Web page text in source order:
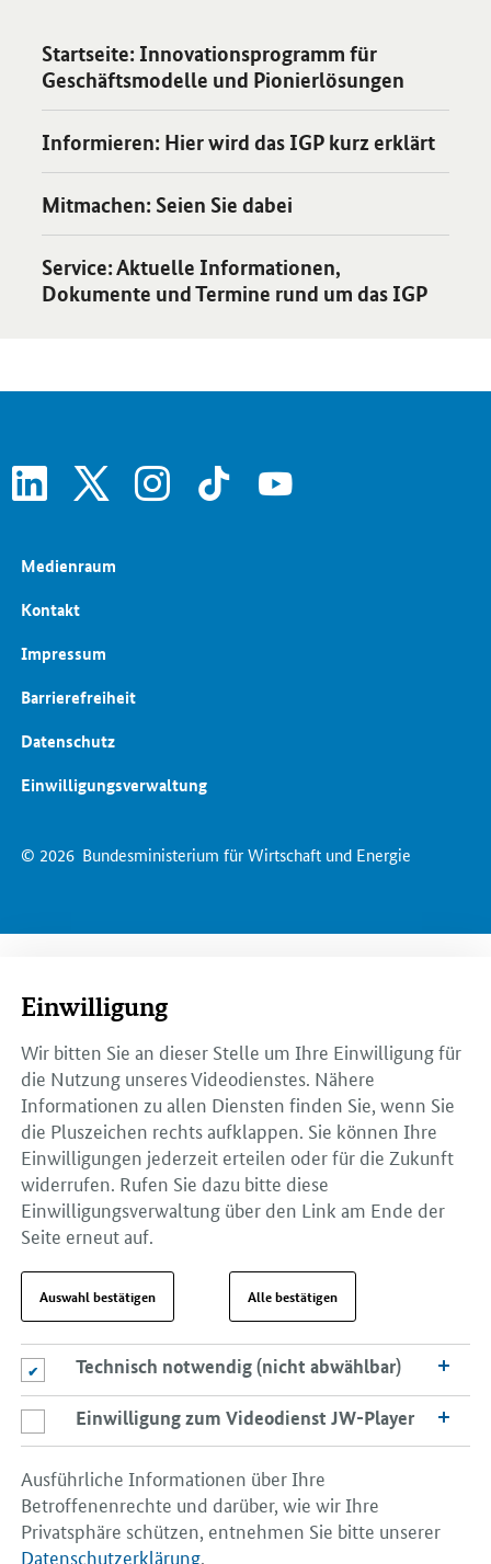
Startseite: Innovationsprogramm für
Geschäftsmodelle und Pionierlösungen
Öffnet Einzelsicht
Informieren: Hier wird das IGP kurz erklärt
Öffnet Einzelsicht
Mitmachen: Seien Sie dabei
Öffnet Einzelsicht
Service: Aktuelle Informationen,
Dokumente und Termine rund um das IGP
Öffnet Einzelsicht
linkedin instagram tiktok youtube
© 2026 Bundesministerium für Wirtschaft und Energie
Medienraum
Kontakt
Impressum
Barrierefreiheit
Datenschutz
Einwilligungsverwaltung
Einwilligung
Wir bitten Sie an dieser Stelle um Ihre Einwilligung für
die Nutzung unseres Videodienstes. Nähere
Informationen zu allen Diensten finden Sie, wenn Sie
die Pluszeichen rechts aufklappen. Sie können Ihre
Einwilligungen jederzeit erteilen oder für die Zukunft
widerrufen. Rufen Sie dazu bitte diese
Einwilligungsverwaltung über den Link am Ende der
Seite erneut auf.
Auswahl bestätigen Alle bestätigen
Technisch notwendig (nicht abwählbar)
Technisch notwendig (nicht abwählbar)
Einwilligung zum Videodienst JW-Player
Einwilligung zum Videodienst JW-Player
Ausführliche Informationen über Ihre
Betroffenenrechte und darüber, wie wir Ihre
Privatsphäre schützen, entnehmen Sie bitte unserer
Datenschutzerklärung.